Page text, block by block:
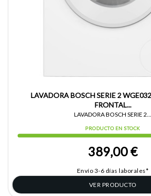
LAVADORA BOSCH SERIE 2
FRONTAL...
LAVADORA BOSCH SERIE 2...
PRODUCTO EN STOCK
389,00 €
Envío 3-6 días laborales*
VER PRODUCTO